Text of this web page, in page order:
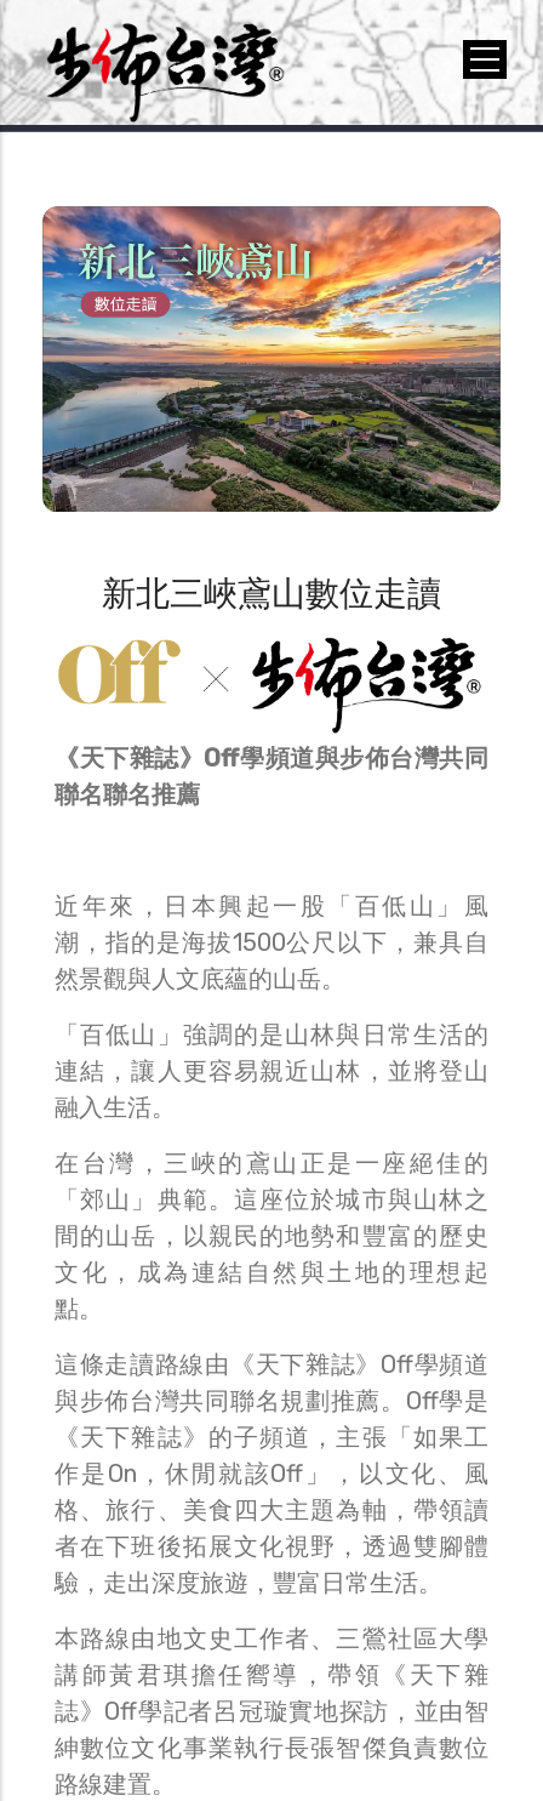
新北三峽鳶山數位走讀
《天下雜誌》Off學頻道與步佈台灣共同
聯名聯名推薦
近年來，日本興起一股「百低山」風
潮，指的是海拔1500公尺以下，兼具自
然景觀與人文底蘊的山岳。
「百低山」強調的是山林與日常生活的
連結，讓人更容易親近山林，並將登山
融入生活。
在台灣，三峽的鳶山正是一座絕佳的
「郊山」典範。這座位於城市與山林之
間的山岳，以親民的地勢和豐富的歷史
文化，成為連結自然與土地的理想起
點。
這條走讀路線由《天下雜誌》Off學頻道
與步佈台灣共同聯名規劃推薦。Off學是
《天下雜誌》的子頻道，主張「如果工
作是On，休閒就該Off」，以文化、風
格、旅行、美食四大主題為軸，帶領讀
者在下班後拓展文化視野，透過雙腳體
驗，走出深度旅遊，豐富日常生活。
本路線由地文史工作者、三鶯社區大學
講師黃君琪擔任嚮導，帶領《天下雜
誌》Off學記者呂冠璇實地探訪，並由智
紳數位文化事業執行長張智傑負責數位
路線建置。